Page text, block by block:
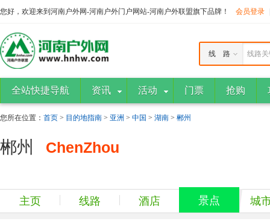
您好，欢迎来到河南户外网-河南户外门户网站-河南户外联盟旗下品牌！ 会员登录
线路
线 路
全站快捷导航 资讯 活动 门票 抢购
您所在位置： 首页 > 目的地指南 > 亚洲 > 中国 > 湖南 > 郴州
郴州 ChenZhou
主页 线路 酒店 景点 城